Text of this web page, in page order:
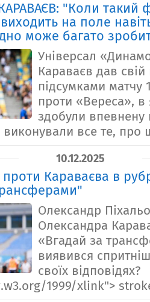
"Коли такий
на поле
може багато
Універсал
Караваєв дав
підсумками матчу
проти «Вереса»,
здобули впевнену
виконували все те,
10.12.2025
Караваєва в
Олександр
Олександра
«Вгадай за
виявився
своїх відповідях?
1999/xlink">